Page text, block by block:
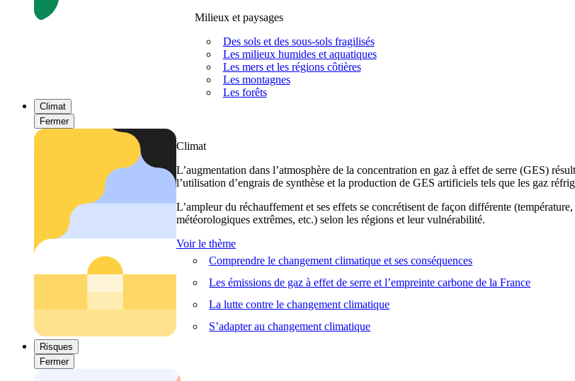
Milieux et paysages
Des sols et des sous-sols fragilisés
Les milieux humides et aquatiques
Les mers et les régions côtières
Les montagnes
Les forêts
Climat
Fermer
Climat
L’augmentation dans l’atmosphère de la concentration en gaz à effet de serre (GES)
l’utilisation d’engrais de synthèse et la production de GES artificiels tels que les gaz
L’ampleur du réchauffement et ses effets se concrétisent de façon différente
météorologiques extrêmes, etc.) selon les régions et leur vulnérabilité.
Voir le thème
Comprendre le changement climatique et ses conséquences
Les émissions de gaz à effet de serre et l’empreinte carbone de la France
La lutte contre le changement climatique
S’adapter au changement climatique
Risques
Fermer